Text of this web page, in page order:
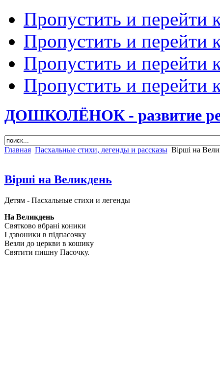
Пропустить и перейти
Пропустить и перейти
Пропустить и перейти
Пропустить и перейти
ДОШКОЛЁНОК - развитие
Главная Пасхальные стихи, легенды и рассказы Вірші на
Вірші на Великдень
Детям - Пасхальные стихи и легенды
На Великдень
Святково вбрані коники
І дзвоники в підпасочку
Везли до церкви в кошику
Святити пишну Пасочку.